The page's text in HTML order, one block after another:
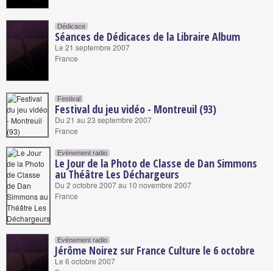
Dédicace
Séances de Dédicaces de la Libraire Album
Le 21 septembre 2007
France
Festival
Festival du jeu vidéo - Montreuil (93)
Du 21 au 23 septembre 2007
France
Evénement radio
Le Jour de la Photo de Classe de Dan Simmons
au Théâtre Les Déchargeurs
Du 2 octobre 2007 au 10 novembre 2007
France
Evénement radio
Jérôme Noirez sur France Culture le 6 octobre
Le 6 octobre 2007